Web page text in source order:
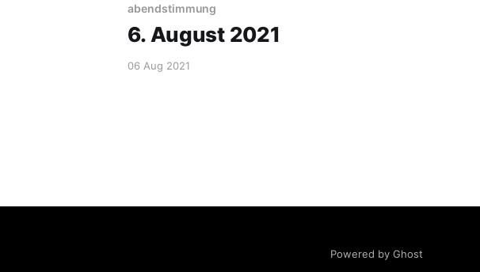
abendstimmung
6. August 2021
06 Aug 2021
Powered by Ghost